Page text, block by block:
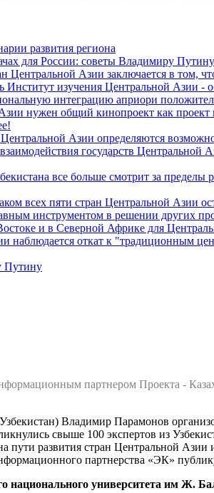
развития региона
для России: советы Владимиру Путину
Азии заключается в том,
изучения Центральной Азии -
интеграцию априори
нужен общий кинопроект как
Азии определяются
государств
все больше смотрит за
всех пяти стран Центральной Азии
инструментом в решении других
и в Северной Африке для
наблюдается откат к "традиционным
Путину
партнером Проекта -
Владимир Парамонов
свыше 100 экспертов из
пути развития стран Центральной
партнерства «ЭК»
университета им Ж.